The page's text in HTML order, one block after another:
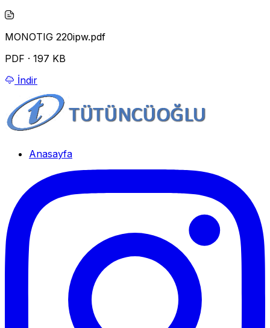
MONOTIG 220ipw.pdf
PDF · 197 KB
İndir
Anasayfa